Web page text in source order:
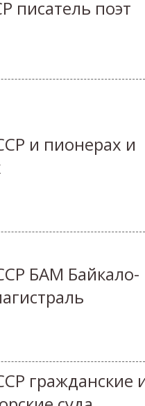
писатель поэт
и пионерах и
БАМ Байкало-
гражданские